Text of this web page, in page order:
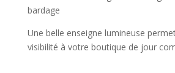
bardage
Une belle enseigne lumineuse
visibilité à votre boutique de jour